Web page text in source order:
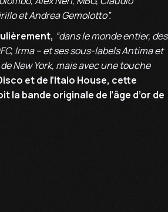
et Andrea Gemolotto”.
“dans le monde entier, des
Irma – et ses sous-labels Antima et
New York, mais avec une touche
et de l’Italo House, cette
bande originale de l’âge d’or de